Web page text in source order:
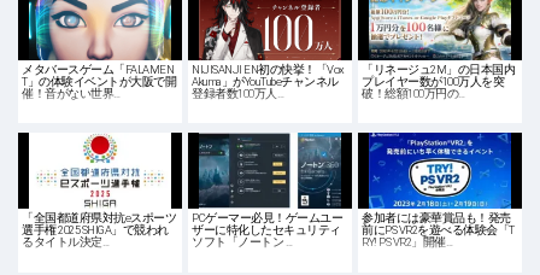
メタバースゲーム「FALAMEN
T」の体験イベントが大阪で開
催！音がない世界…
NIJISANJI EN初の快挙！「Vox
Akuma」がYouTubeチャンネル
登録者数100万人…
「リネージュ2M」の日本国内
プレイヤー数が100万人を突
破！総額100万円の…
「全国都道府県対抗eスポーツ
選手権 2025 SHIGA」で競われ
るタイトル決定…
PCゲーマー必見！ゲームユー
ザーに特化したセキュリティ
ソフト「ノートン …
参加者には豪華賞品も！発売
前にPS VR2を遊べる体験会「T
RY! PS VR2」開催…